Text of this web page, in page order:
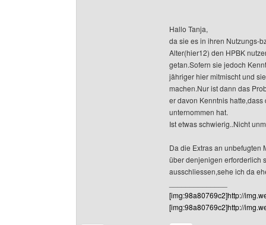
Hallo Tanja,
da sie es in ihren Nutzungs-
Alter(hier12) den HPBK
getan.Sofern sie jedoch
jähriger hier mitmischt und
machen.Nur ist dann das
er davon Kenntnis
unternommen hat.
Ist etwas schwierig..Nicht
Da die Extras an unbefugten
über denjenigen erforderlich
ausschliessen,sehe ich da
[img:98a80769c2]http://
[img:98a80769c2]http://